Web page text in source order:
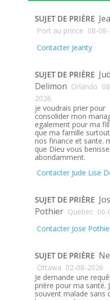
SUJET DE PRIÈRE
Port au prince 08-
Contacter Jeanty
SUJET DE PRIÈRE
Delimon Orlando
2026
je voudrais prier pour
consolider mon
egalement pour ma
que ma famille
nos finance et sante.
que Dieu vous benisse
abondamment.
Contacter Jude Lise
SUJET DE PRIÈRE
Pothier Quebec 06-
Contacter Jose
SUJET DE PRIÈRE
Ottawa 02-08-2026
Je demande une
prière pour ma santé.
souvent malade sans